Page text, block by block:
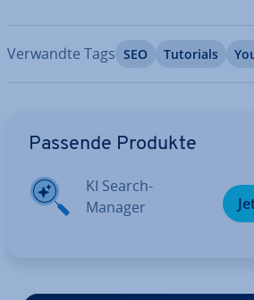
Verwandte Tags SEO Tutorials
Passende Produkte
KI Search-
Manager